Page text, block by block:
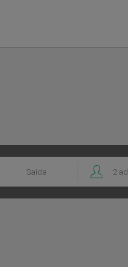
do Hospital - Web oficial
Saída  2